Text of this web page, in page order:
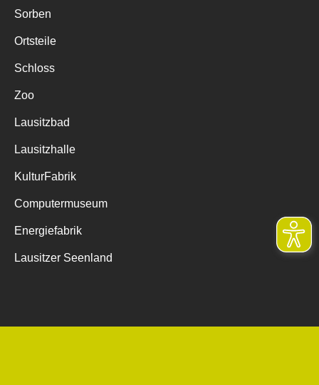
Sorben
Ortsteile
Schloss
Zoo
Lausitzbad
Lausitzhalle
KulturFabrik
Computermuseum
Energiefabrik
Lausitzer Seenland